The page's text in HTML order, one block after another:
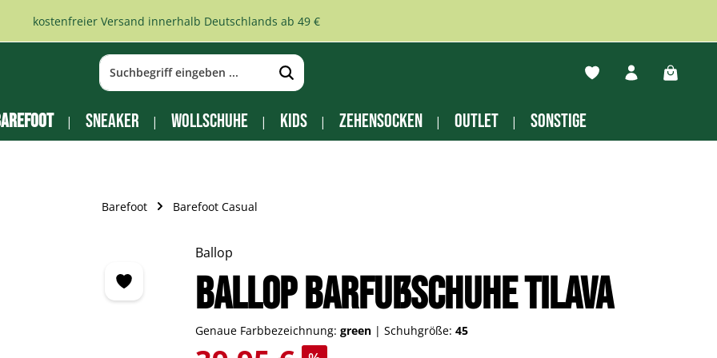
kostenfreier Versand innerhalb Deutschlands ab 49 €
Du hast 0 Produkte
Sneaker Wollschuhe Kids Zehensocken Outlet Sonstige
Barefoot Barefoot Casual
Ballop
Ballop Barfußschuhe Tilava
Genaue Farbbezeichnung: green | Schuhgröße: 45
Verkaufspreis: